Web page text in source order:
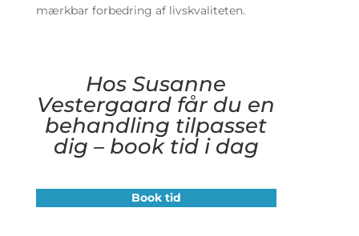
mærkbar forbedring af livskvaliteten.
Hos Susanne
Vestergaard får du en
behandling tilpasset
dig – book tid i dag
Book tid